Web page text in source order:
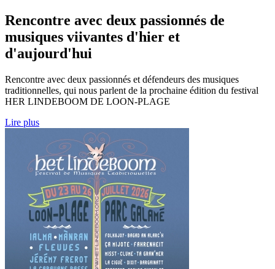
Rencontre avec deux passionnés de
musiques viivantes d'hier et
d'aujourd'hui
Rencontre avec deux passionnés et défendeurs des musiques
traditionnelles, qui nous parlent de la prochaine édition du festival
HER LINDEBOOM DE LOON-PLAGE
Lire plus